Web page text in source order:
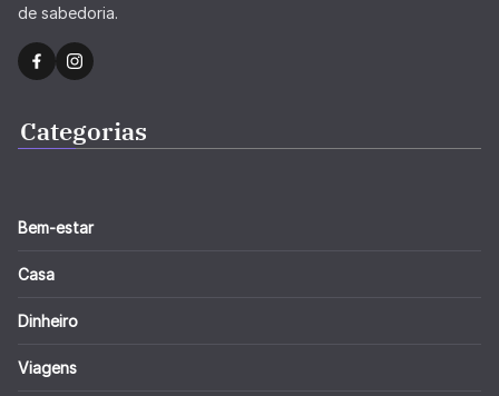
de sabedoria.
Categorias
Bem-estar
Casa
Dinheiro
Viagens